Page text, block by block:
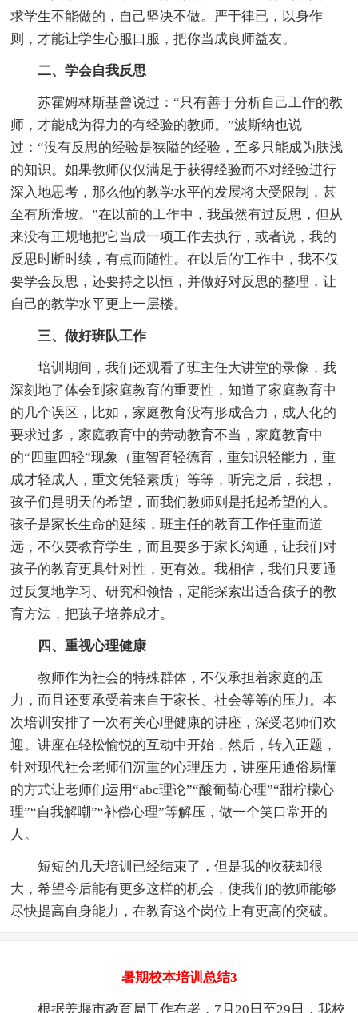
求学生不能做的，自己坚决不做。严于律已，以身作
则，才能让学生心服口服，把你当成良师益友。
二、学会自我反思
苏霍姆林斯基曾说过：“只有善于分析自己工作的教
师，才能成为得力的有经验的教师。”波斯纳也说
过：“没有反思的经验是狭隘的经验，至多只能成为肤浅
的知识。如果教师仅仅满足于获得经验而不对经验进行
深入地思考，那么他的教学水平的发展将大受限制，甚
至有所滑坡。”在以前的工作中，我虽然有过反思，但从
来没有正规地把它当成一项工作去执行，或者说，我的
反思时断时续，有点而随性。在以后的'工作中，我不仅
要学会反思，还要持之以恒，并做好对反思的整理，让
自己的教学水平更上一层楼。
三、做好班队工作
培训期间，我们还观看了班主任大讲堂的录像，我
深刻地了体会到家庭教育的重要性，知道了家庭教育中
的几个误区，比如，家庭教育没有形成合力，成人化的
要求过多，家庭教育中的劳动教育不当，家庭教育中
的“四重四轻”现象（重智育轻德育，重知识轻能力，重
成才轻成人，重文凭轻素质）等等，听完之后，我想，
孩子们是明天的希望，而我们教师则是托起希望的人。
孩子是家长生命的延续，班主任的教育工作任重而道
远，不仅要教育学生，而且要多于家长沟通，让我们对
孩子的教育更具针对性，更有效。我相信，我们只要通
过反复地学习、研究和领悟，定能探索出适合孩子的教
育方法，把孩子培养成才。
四、重视心理健康
教师作为社会的特殊群体，不仅承担着家庭的压
力，而且还要承受着来自于家长、社会等等的压力。本
次培训安排了一次有关心理健康的讲座，深受老师们欢
迎。讲座在轻松愉悦的互动中开始，然后，转入正题，
针对现代社会老师们沉重的心理压力，讲座用通俗易懂
的方式让老师们运用“abc理论”“酸葡萄心理”“甜柠檬心
理”“自我解嘲”“补偿心理”等解压，做一个笑口常开的
人。
短短的几天培训已经结束了，但是我的收获却很
大，希望今后能有更多这样的机会，使我们的教师能够
尽快提高自身能力，在教育这个岗位上有更高的突破。
暑期校本培训总结3
根据姜堰市教育局工作布署，7月20日至29日，我校